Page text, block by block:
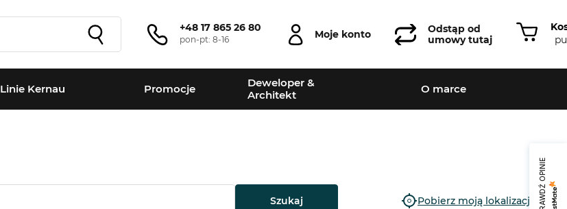
+48 17 865 26 80
pon-pt: 8-16 Moje konto
Odstąp od
umowy tutaj
Linie Kernau Promocje
Deweloper &
Architekt
O marce
Szukaj Pobierz moją lokalizację SPRAWDŹ OPINIE